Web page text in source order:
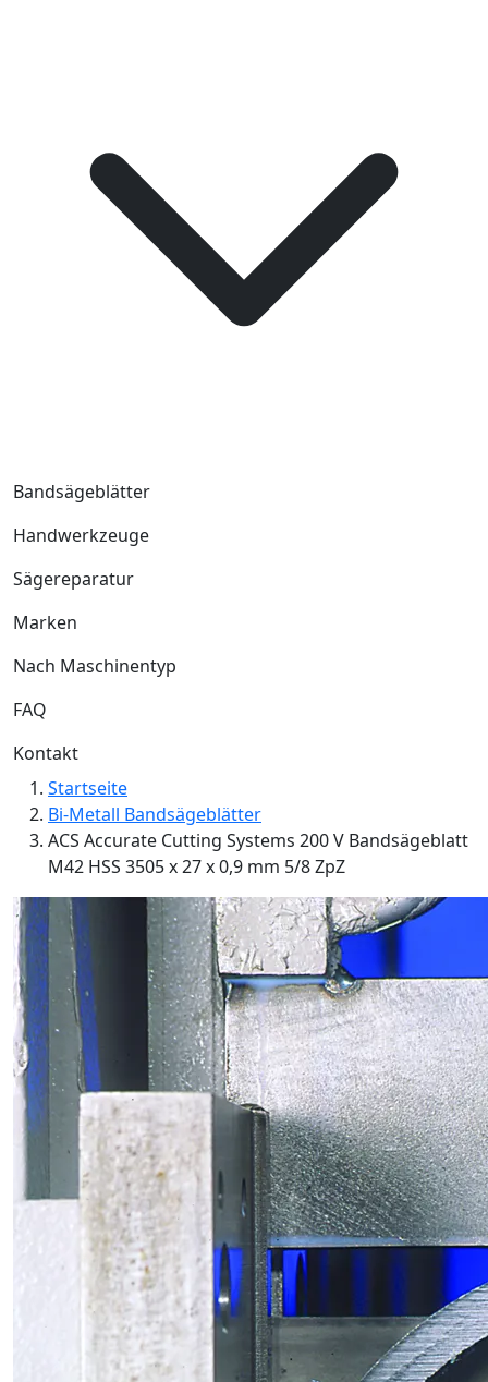
Bandsägeblätter
Handwerkzeuge
Sägereparatur
Marken
Nach Maschinentyp
FAQ
Kontakt
Startseite
Bi-Metall Bandsägeblätter
ACS Accurate Cutting Systems 200 V Bandsägeblatt
M42 HSS 3505 x 27 x 0,9 mm 5/8 ZpZ